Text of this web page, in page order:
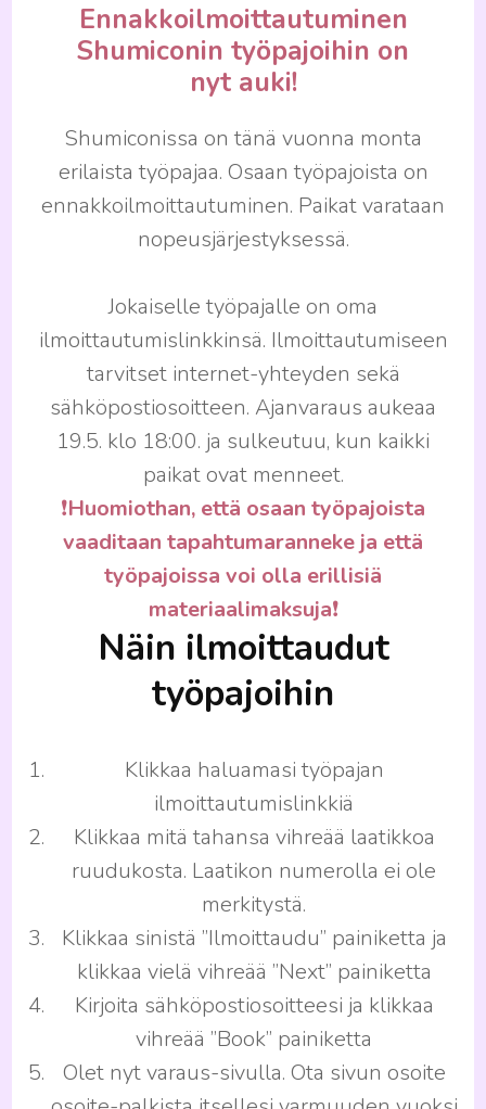
Ennakkoilmoittautuminen
Shumiconin työpajoihin on
nyt auki!
Shumiconissa on tänä vuonna monta
erilaista työpajaa. Osaan työpajoista on
ennakkoilmoittautuminen. Paikat varataan
nopeusjärjestyksessä.
Jokaiselle työpajalle on oma
ilmoittautumislinkkinsä. Ilmoittautumiseen
tarvitset internet-yhteyden sekä
sähköpostiosoitteen. Ajanvaraus aukeaa
19.5. klo 18:00. ja sulkeutuu, kun kaikki
paikat ovat menneet.
❗️Huomiothan, että osaan työpajoista
vaaditaan tapahtumaranneke ja että
työpajoissa voi olla erillisiä
materiaalimaksuja❗️
Näin ilmoittaudut
työpajoihin
Klikkaa haluamasi työpajan
ilmoittautumislinkkiä
Klikkaa mitä tahansa vihreää laatikkoa
ruudukosta. Laatikon numerolla ei ole
merkitystä.
Klikkaa sinistä ”Ilmoittaudu” painiketta ja
klikkaa vielä vihreää ”Next” painiketta
Kirjoita sähköpostiosoitteesi ja klikkaa
vihreää ”Book” painiketta
Olet nyt varaus-sivulla. Ota sivun osoite